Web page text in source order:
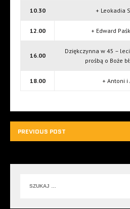
10.30 + Leokadia
12.00 + Edward
16.00
Dziękczynna w 45 –
prośbą o Boże
18.00 + Antoni i
PREVIOUS POST